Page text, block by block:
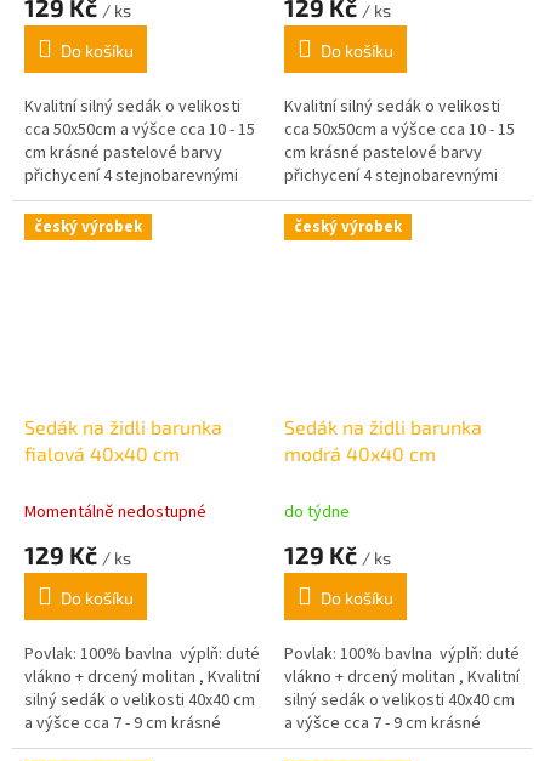
129 Kč / ks
Do košíku
Kvalitní silný sedák o velikosti
cca 50x50cm a výšce cca 10 - 15
cm krásné pastelové barvy
přichycení 4 stejnobarevnými
šňůrkami.
129 Kč / ks
Do košíku
Kvalitní silný sedák o velikosti
cca 50x50cm a výšce cca 10 - 15
cm krásné pastelové barvy
přichycení 4 stejnobarevnými
šňůrkami.
český výrobek
Sedák na židli barunka
fialová 40x40 cm
Momentálně nedostupné
129 Kč / ks
Do košíku
Povlak: 100% bavlna výplň: duté
vlákno + drcený molitan , Kvalitní
silný sedák o velikosti 40x40 cm
a výšce cca 7 - 9 cm krásné
pastelové barvy,
český výrobek
Sedák na židli barunka
modrá 40x40 cm
do týdne
129 Kč / ks
Do košíku
Povlak: 100% bavlna výplň: duté
vlákno + drcený molitan , Kvalitní
silný sedák o velikosti 40x40 cm
a výšce cca 7 - 9 cm krásné
pastelové barvy,